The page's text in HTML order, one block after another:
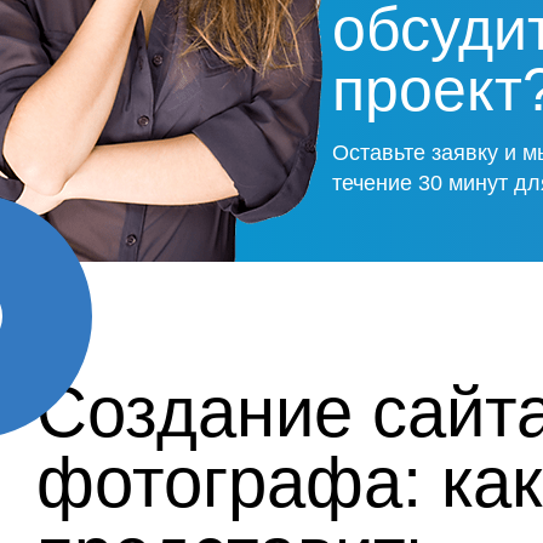
Оставьте заявку и
течение 30 минут
Создание
фотографа: как